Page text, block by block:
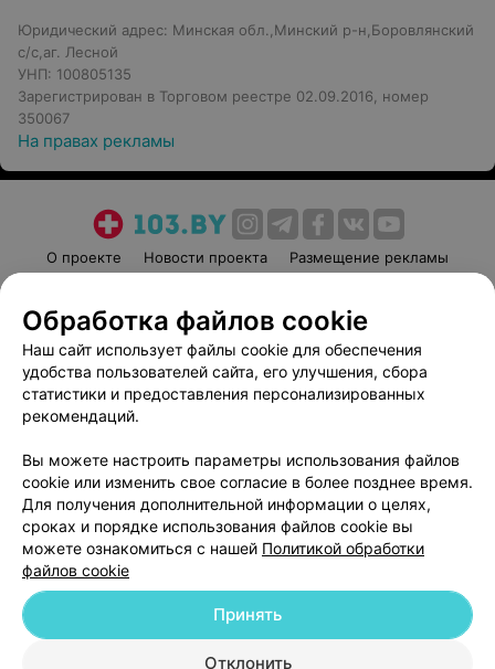
Юридический адрес: Минская обл.,Минский р-н,Боровлянский
с/с,аг. Лесной
УНП: 100805135
Зарегистрирован в Торговом реестре 02.09.2016, номер
350067
На правах рекламы
О проекте Новости проекта
Размещение рекламы
Пользовательское соглашение
Способы оплаты
Вакансии
Партнеры
Написать руководителю 103.by
Обработка персональных данных
© 2026 ООО «Артокс Лаб», УНП 191700409
| 220012, Республика Беларусь,
Обработка файлов cookie
Наш сайт использует файлы cookie для обеспечения
удобства пользователей сайта, его улучшения, сбора
статистики и предоставления персонализированных
рекомендаций.
Вы можете настроить параметры использования файлов
cookie или изменить свое согласие в более позднее время.
Для получения дополнительной информации о целях,
сроках и порядке использования файлов cookie вы
можете ознакомиться с нашей Политикой обработки
файлов cookie
Отклонить
Принять